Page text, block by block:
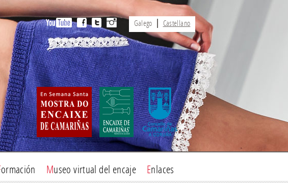
Galego Castellano
Formación Museo virtual del encaje Enlaces